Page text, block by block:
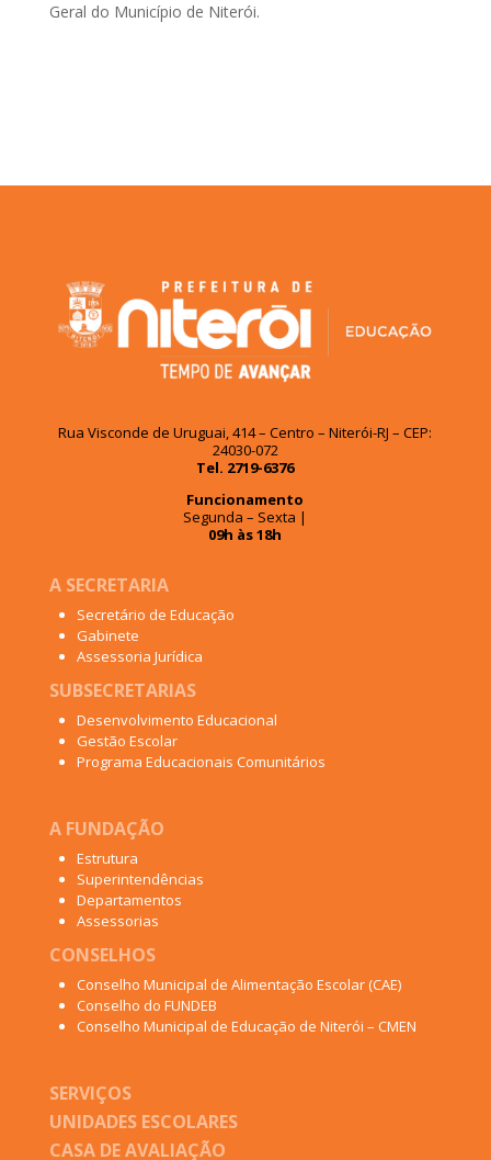
Geral do Município de Niterói.
Rua Visconde de Uruguai, 414 – Centro – Niterói-RJ – CEP:
24030-072
Tel. 2719-6376
Funcionamento
Segunda – Sexta |
09h às 18h
A SECRETARIA
Secretário de Educação
Gabinete
Assessoria Jurídica
SUBSECRETARIAS
Desenvolvimento Educacional
Gestão Escolar
Programa Educacionais Comunitários
A FUNDAÇÃO
Estrutura
Superintendências
Departamentos
Assessorias
CONSELHOS
Conselho Municipal de Alimentação Escolar (CAE)
Conselho do FUNDEB
Conselho Municipal de Educação de Niterói – CMEN
SERVIÇOS
UNIDADES ESCOLARES
CASA DE AVALIAÇÃO